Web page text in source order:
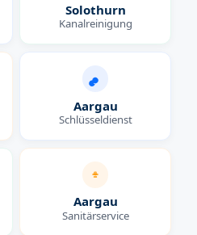
Solothurn
Kanalreinigung
Aargau
Schlüsseldienst
Aargau
Sanitärservice